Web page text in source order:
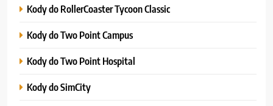
Kody do RollerCoaster Tycoon Classic
Kody do Two Point Campus
Kody do Two Point Hospital
Kody do SimCity